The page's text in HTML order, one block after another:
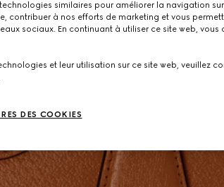
similaires pour améliorer la navigation sur
contribuer à nos efforts de marketing et vous
sociaux. En continuant à utiliser ce site web, vous
et leur utilisation sur ce site web, veuillez
DES COOKIES